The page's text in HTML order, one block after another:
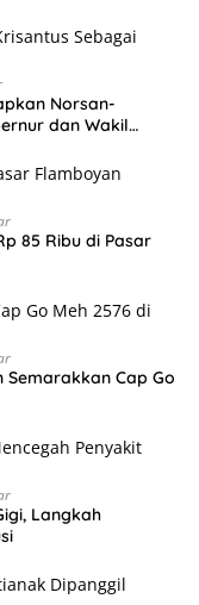
Norsan-
dan Wakil
85 Ribu di Pasar
Semarakkan Cap Go
Langkah